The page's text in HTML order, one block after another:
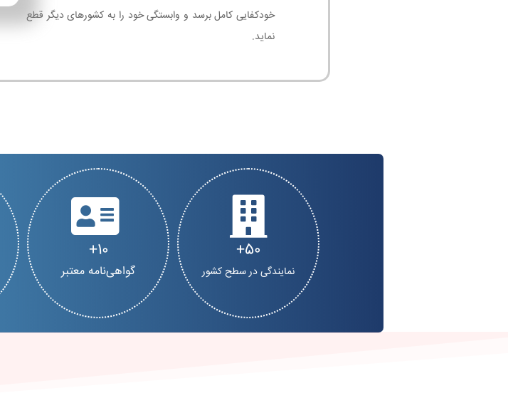
خودکفایی کامل برسد و وابستگی خود را به کشورهای دیگر قطع
نماید.
50
نمایندگی در سطح کشور
10
گواهی‌نامه معتبر